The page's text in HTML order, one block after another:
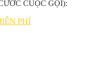
CUỘC GỌI):
PHÍ